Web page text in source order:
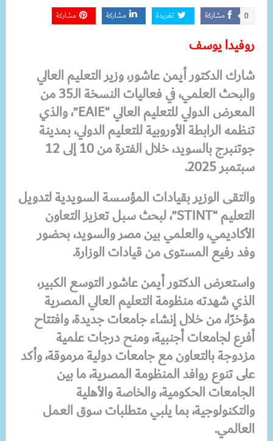
مشاركة 0 تغريدة مشاركة مشاركة
روفيدا يوسف
شارك الدكتور أيمن عاشور، وزير التعليم العالي
والبحث العلمي، في فعاليات النسخة الـ35 من
المعرض الدولي للتعليم العالي “EAIE”، والذي
تنظمه الرابطة الأوروبية للتعليم الدولي، بمدينة
جوتنبرج بالسويد، خلال الفترة من 10 إلى 12
سبتمبر 2025.
والتقى الوزير بقيادات المؤسسة السويدية لتدويل
التعليم “STINT”، لبحث سبل تعزيز التعاون
الأكاديمي، والعلمي بين مصر والسويد، بحضور
وفد رفيع المستوى من قيادات الوزارة.
واستعرض الدكتور أيمن عاشور التوسع الكبير،
الذي شهدته منظومة التعليم العالي المصرية
مؤخرًا، من خلال إنشاء جامعات جديدة، وافتتاح
أفرع لجامعات أجنبية، ومنح درجات علمية
مزدوجة بالتعاون مع جامعات دولية مرموقة، وأكد
على تنوع روافد المنظومة المصرية، ما بين
الجامعات الحكومية، والخاصة والأهلية
والتكنولوجية، بما يلبي متطلبات سوق العمل
العالمي.